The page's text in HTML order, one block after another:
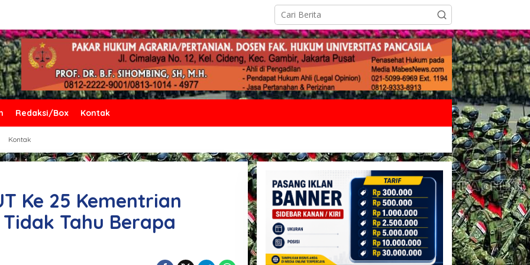
Redaksi/Box Kontak
Kontak
Ke 25 Kementrian
Tahu Berapa